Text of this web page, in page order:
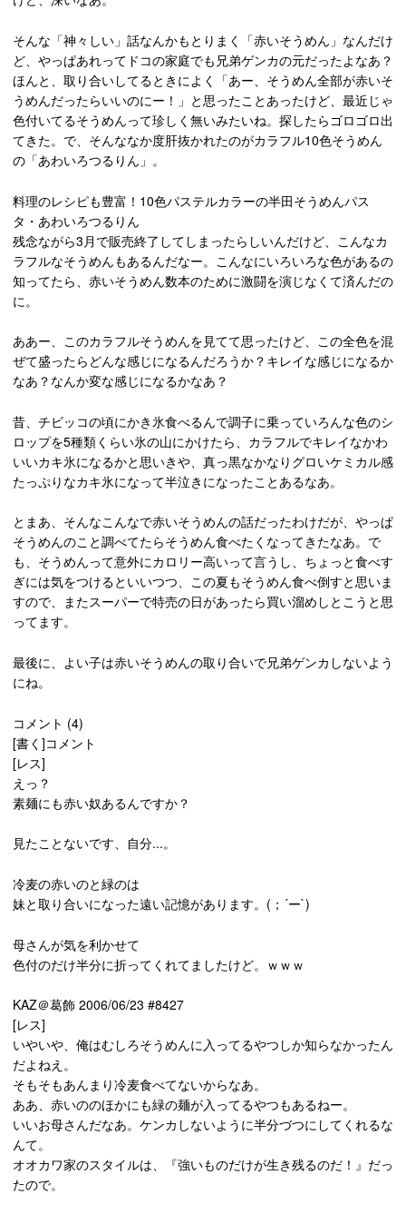
そんな「神々しい」話なんかもとりまく「赤いそうめん」なんだけ
ど、やっぱあれってドコの家庭でも兄弟ゲンカの元だったよなあ？
ほんと、取り合いしてるときによく「あー、そうめん全部が赤いそ
うめんだったらいいのにー！」と思ったことあったけど、最近じゃ
色付いてるそうめんって珍しく無いみたいね。探したらゴロゴロ出
てきた。で、そんななか度肝抜かれたのがカラフル10色そうめん
の「あわいろつるりん」。
料理のレシピも豊富！10色パステルカラーの半田そうめんパス
タ・あわいろつるりん
残念ながら3月で販売終了してしまったらしいんだけど、こんなカ
ラフルなそうめんもあるんだなー。こんなにいろいろな色があるの
知ってたら、赤いそうめん数本のために激闘を演じなくて済んだの
に。
ああー、このカラフルそうめんを見てて思ったけど、この全色を混
ぜて盛ったらどんな感じになるんだろうか？キレイな感じになるか
なあ？なんか変な感じになるかなあ？
昔、チビッコの頃にかき氷食べるんで調子に乗っていろんな色のシ
ロップを5種類くらい氷の山にかけたら、カラフルでキレイなかわ
いいカキ氷になるかと思いきや、真っ黒なかなりグロいケミカル感
たっぷりなカキ氷になって半泣きになったことあるなあ。
とまあ、そんなこんなで赤いそうめんの話だったわけだが、やっぱ
そうめんのこと調べてたらそうめん食べたくなってきたなあ。で
も、そうめんって意外にカロリー高いって言うし、ちょっと食べす
ぎには気をつけるといいつつ、この夏もそうめん食べ倒すと思いま
すので、またスーパーで特売の日があったら買い溜めしとこうと思
ってます。
最後に、よい子は赤いそうめんの取り合いで兄弟ゲンカしないよう
にね。
コメント (4)
[書く]コメント
[レス]
えっ？
素麺にも赤い奴あるんですか？
見たことないです、自分...。
冷麦の赤いのと緑のは
妹と取り合いになった遠い記憶があります。(；´ー`)
母さんが気を利かせて
色付のだけ半分に折ってくれてましたけど。ｗｗｗ
KAZ＠葛飾 2006/06/23 #8427
[レス]
いやいや、俺はむしろそうめんに入ってるやつしか知らなかったん
だよねえ。
そもそもあんまり冷麦食べてないからなあ。
ああ、赤いののほかにも緑の麺が入ってるやつもあるねー。
いいお母さんだなあ。ケンカしないように半分づつにしてくれるな
んて。
オオカワ家のスタイルは、『強いものだけが生き残るのだ！』だっ
たので。